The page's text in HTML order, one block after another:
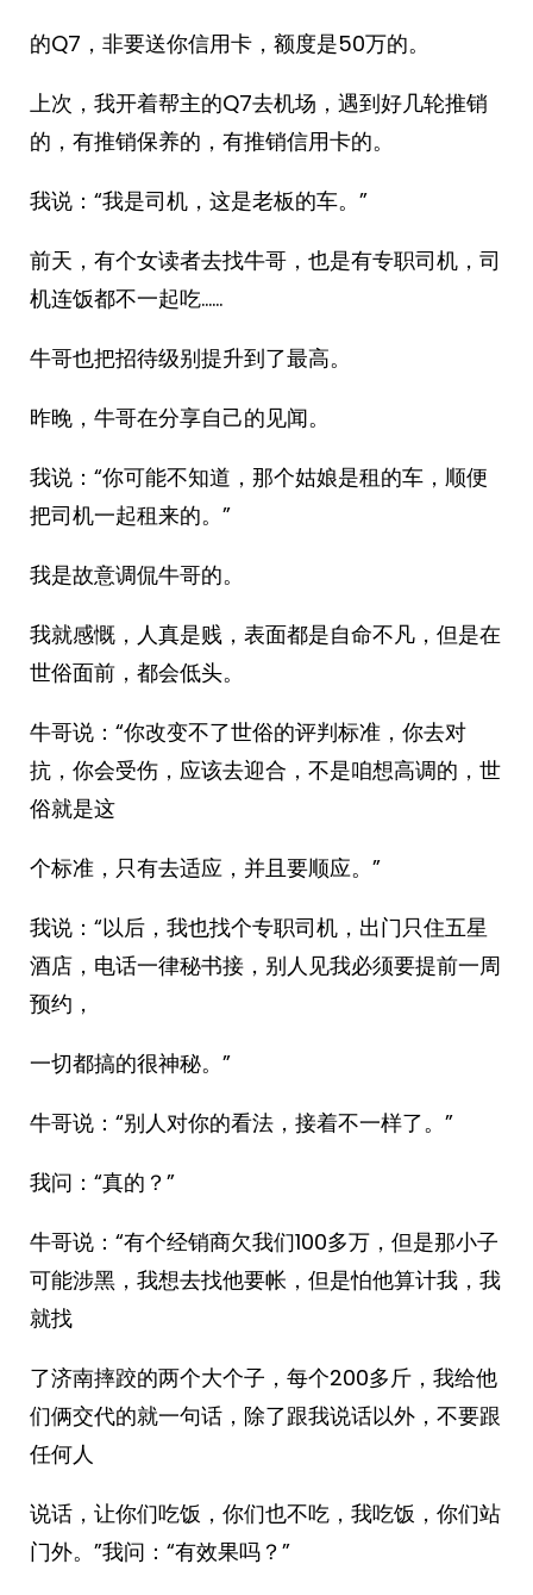
的Q7，非要送你信用卡，额度是50万的。
上次，我开着帮主的Q7去机场，遇到好几轮推销
的，有推销保养的，有推销信用卡的。
我说：“我是司机，这是老板的车。”
前天，有个女读者去找牛哥，也是有专职司机，司
机连饭都不一起吃……
牛哥也把招待级别提升到了最高。
昨晚，牛哥在分享自己的见闻。
我说：“你可能不知道，那个姑娘是租的车，顺便
把司机一起租来的。”
我是故意调侃牛哥的。
我就感慨，人真是贱，表面都是自命不凡，但是在
世俗面前，都会低头。
牛哥说：“你改变不了世俗的评判标准，你去对
抗，你会受伤，应该去迎合，不是咱想高调的，世
俗就是这
个标准，只有去适应，并且要顺应。”
我说：“以后，我也找个专职司机，出门只住五星
酒店，电话一律秘书接，别人见我必须要提前一周
预约，
一切都搞的很神秘。”
牛哥说：“别人对你的看法，接着不一样了。”
我问：“真的？”
牛哥说：“有个经销商欠我们100多万，但是那小子
可能涉黑，我想去找他要帐，但是怕他算计我，我
就找
了济南摔跤的两个大个子，每个200多斤，我给他
们俩交代的就一句话，除了跟我说话以外，不要跟
任何人
说话，让你们吃饭，你们也不吃，我吃饭，你们站
门外。”我问：“有效果吗？”